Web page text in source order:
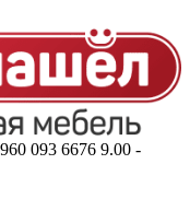
093 6676 9.00 -